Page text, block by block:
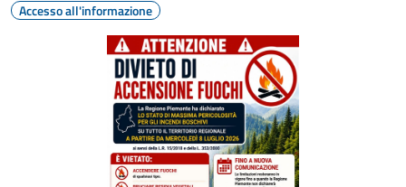
Accesso all'informazione